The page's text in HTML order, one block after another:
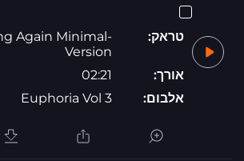
טראק:
Again Minimal-
Version
אורך:
02:21
אלבום:
Euphoria Vol 3